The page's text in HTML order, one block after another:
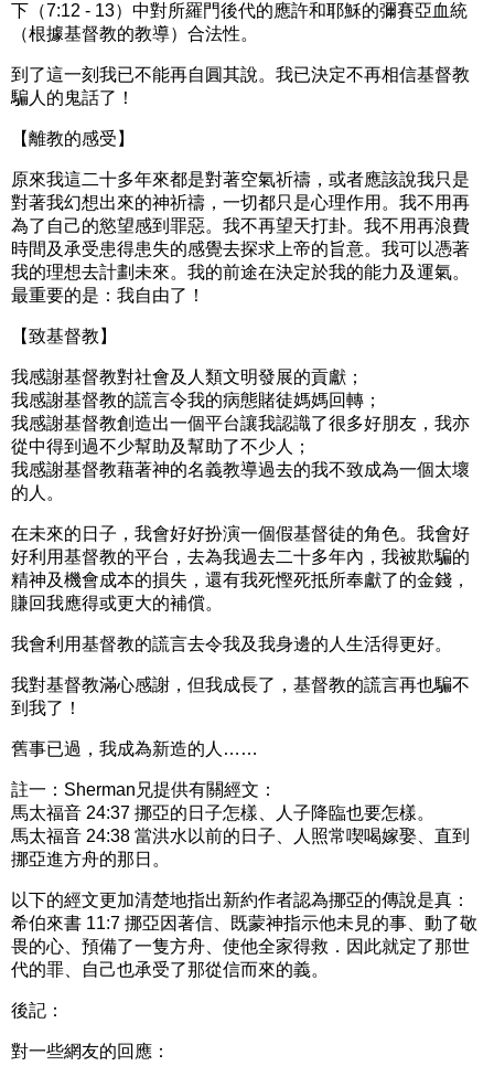
下（7:12 - 13）中對所羅門後代的應許和耶穌的彌賽亞血統
（根據基督教的教導）合法性。
到了這一刻我已不能再自圓其說。我已決定不再相信基督教
騙人的鬼話了！
【離教的感受】
原來我這二十多年來都是對著空氣祈禱，或者應該說我只是
對著我幻想出來的神祈禱，一切都只是心理作用。我不用再
為了自己的慾望感到罪惡。我不再望天打卦。我不用再浪費
時間及承受患得患失的感覺去探求上帝的旨意。我可以憑著
我的理想去計劃未來。我的前途在決定於我的能力及運氣。
最重要的是：我自由了！
【致基督教】
我感謝基督教對社會及人類文明發展的貢獻；
我感謝基督教的謊言令我的病態賭徒媽媽回轉；
我感謝基督教創造出一個平台讓我認識了很多好朋友，我亦
從中得到過不少幫助及幫助了不少人；
我感謝基督教藉著神的名義教導過去的我不致成為一個太壞
的人。
在未來的日子，我會好好扮演一個假基督徒的角色。我會好
好利用基督教的平台，去為我過去二十多年內，我被欺騙的
精神及機會成本的損失，還有我死慳死抵所奉獻了的金錢，
賺回我應得或更大的補償。
我會利用基督教的謊言去令我及我身邊的人生活得更好。
我對基督教滿心感謝，但我成長了，基督教的謊言再也騙不
到我了！
舊事已過，我成為新造的人……
註一：Sherman兄提供有關經文：
馬太福音 24:37 挪亞的日子怎樣、人子降臨也要怎樣。
馬太福音 24:38 當洪水以前的日子、人照常喫喝嫁娶、直到
挪亞進方舟的那日。
以下的經文更加清楚地指出新約作者認為挪亞的傳說是真：
希伯來書 11:7 挪亞因著信、既蒙神指示他未見的事、動了敬
畏的心、預備了一隻方舟、使他全家得救．因此就定了那世
代的罪、自己也承受了那從信而來的義。
後記：
對一些網友的回應：